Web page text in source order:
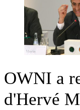
OWNI a
d'Hervé